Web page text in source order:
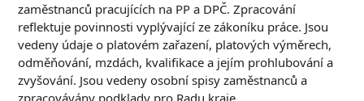
zaměstnanců pracujících na PP a DPČ. Zpracování
reflektuje povinnosti vyplývající ze zákoníku práce. Jsou
vedeny údaje o platovém zařazení, platových výměrech,
odměňování, mzdách, kvalifikace a jejím prohlubování a
zvyšování. Jsou vedeny osobní spisy zaměstnanců a
zpracovávány podklady pro Radu kraje.